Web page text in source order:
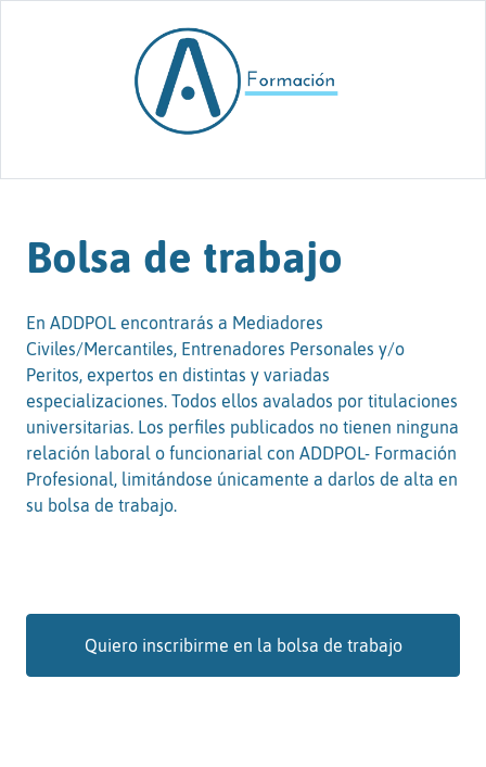
Bolsa de trabajo
En ADDPOL encontrarás a Mediadores
Civiles/Mercantiles, Entrenadores Personales y/o
Peritos, expertos en distintas y variadas
especializaciones. Todos ellos avalados por titulaciones
universitarias. Los perfiles publicados no tienen ninguna
relación laboral o funcionarial con ADDPOL- Formación
Profesional, limitándose únicamente a darlos de alta en
su bolsa de trabajo.
Quiero inscribirme en la bolsa de trabajo